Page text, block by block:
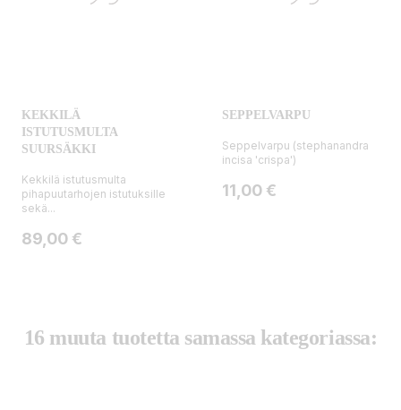
KEKKILÄ
ISTUTUSMULTA
SUURSÄKKI
Kekkilä istutusmulta
pihapuutarhojen istutuksille
sekä...
Hinta
89,00 €
SEPPELVARPU
Seppelvarpu (stephanandra
incisa 'crispa')
Hinta
11,00 €
16 muuta tuotetta samassa kategoriassa: